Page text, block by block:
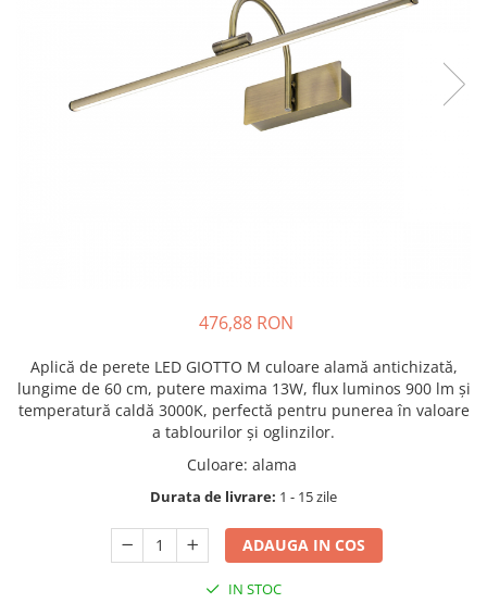
476,88 RON
Aplică de perete LED GIOTTO M culoare alamă antichizată,
lungime de 60 cm, putere maxima 13W, flux luminos 900 lm și
temperatură caldă 3000K, perfectă pentru punerea în valoare
a tablourilor și oglinzilor.
Culoare: alama
Durata de livrare: 1 - 15 zile
ADAUGA IN COS
IN STOC